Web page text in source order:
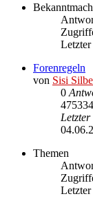
Forenregeln
von Sisi
0
475334
Themen